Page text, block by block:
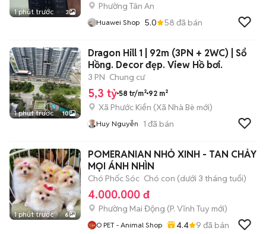
1 phút trước 3
Phường Tân An
Huawei Shop 5.0 58 đã bán
1 phút trước 10
Dragon Hill 1 | 92m (3PN + 2WC) | Sổ
Hồng. Decor đẹp. View Hồ bơi.
3 PN Chung cư
5,3 tỷ 58 tr/m² 92 m²
Xã Phước Kiển (Xã Nhà Bè mới)
Huy Nguyễn 1 đã bán
1 phút trước 6
POMERANIAN NHỎ XINH - TAN CHẢY
MỌI ÁNH NHÌN
Chó Phốc Sóc Chó con (dưới 3 tháng tuổi)
4.000.000 đ
Phường Mai Động (P. Vĩnh Tuy mới)
O PET - Animal Shop 4.4 9 đã bán